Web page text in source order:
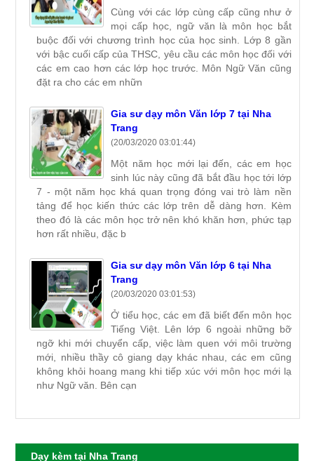
Cùng với các lớp cùng cấp cũng như ở
mọi cấp học, ngữ văn là môn học bắt
buộc đối với chương trình học của học sinh. Lớp 8 gần
với bậc cuối cấp của THSC, yêu cầu các môn học đối với
các em cao hơn các lớp học trước. Môn Ngữ Văn cũng
đặt ra cho các em nhữn
Gia sư dạy môn Văn lớp 7 tại Nha
Trang
(20/03/2020 03:01:44)
Một năm học mới lại đến, các em học
sinh lúc này cũng đã bắt đầu học tới lớp
7 - một năm học khá quan trọng đóng vai trò làm nền
tảng để học kiến thức các lớp trên dễ dàng hơn. Kèm
theo đó là các môn học trở nên khó khăn hơn, phức tạp
hơn rất nhiều, đặc b
Gia sư dạy môn Văn lớp 6 tại Nha
Trang
(20/03/2020 03:01:53)
Ở tiểu học, các em đã biết đến môn học
Tiếng Việt. Lên lớp 6 ngoài những bỡ
ngỡ khi mới chuyển cấp, việc làm quen với môi trường
mới, nhiều thầy cô giang dạy khác nhau, các em cũng
không khỏi hoang mang khi tiếp xúc với môn học mới lạ
như Ngữ văn. Bên cạn
Dạy kèm tại Nha Trang